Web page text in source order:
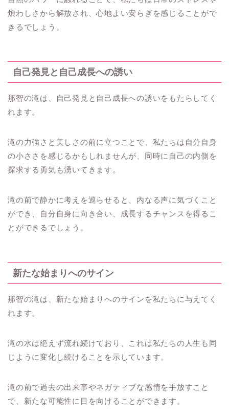
煩わしさから解放され、心地よい安らぎを感じることがで
きるでしょう。
自己発見と自己成長への誘い
那智の滝は、自己発見と自己成長への誘いをもたらしてく
れます。
滝の力強さと美しさの前に立つことで、私たちは自分自身
の小ささを感じるかもしれませんが、同時に自己の内側を
探求する勇気も湧いてきます。
滝の前で静かに考えを巡らせると、内なる声に気づくこと
ができ、自分自身に向き合い、成長するチャンスを得るこ
とができるでしょう。
新たな始まりへのサイン
那智の滝は、新たな始まりへのサインを私たちに与えてく
れます。
滝の水は絶えず流れ続けており、これは私たちの人生も同
じように変化し続けることを示しています。
滝の前で過去の出来事やネガティブな感情を手放すこと
で、新たな可能性に目を向けることができます。